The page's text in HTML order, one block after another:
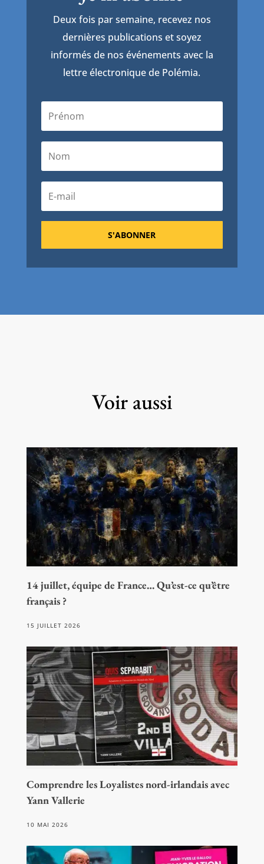
Deux fois par semaine, recevez nos
dernières publications et soyez
informés de nos événements avec la
lettre électronique de Polémia.
S'ABONNER
Voir aussi
14 juillet, équipe de France… Qu’est-ce qu’être
français ?
15 JUILLET 2026
Comprendre les Loyalistes nord-irlandais avec
Yann Vallerie
10 MAI 2026